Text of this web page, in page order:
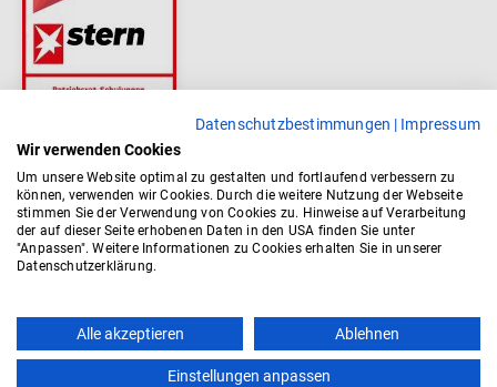
Datenschutzbestimmungen | Impressum
Wir verwenden Cookies
Um unsere Website optimal zu gestalten und fortlaufend verbessern zu
können, verwenden wir Cookies. Durch die weitere Nutzung der Webseite
stimmen Sie der Verwendung von Cookies zu. Hinweise auf Verarbeitung
der auf dieser Seite erhobenen Daten in den USA finden Sie unter
"Anpassen". Weitere Informationen zu Cookies erhalten Sie in unserer
Datenschutzerklärung.
Alle akzeptieren Ablehnen
Einstellungen anpassen